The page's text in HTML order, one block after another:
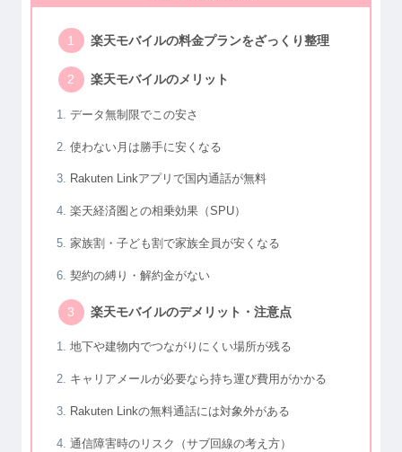
楽天モバイルの料金プランをざっくり整理
楽天モバイルのメリット
データ無制限でこの安さ
使わない月は勝手に安くなる
Rakuten Linkアプリで国内通話が無料
楽天経済圏との相乗効果（SPU）
家族割・子ども割で家族全員が安くなる
契約の縛り・解約金がない
楽天モバイルのデメリット・注意点
地下や建物内でつながりにくい場所が残る
キャリアメールが必要なら持ち運び費用がかかる
Rakuten Linkの無料通話には対象外がある
通信障害時のリスク（サブ回線の考え方）